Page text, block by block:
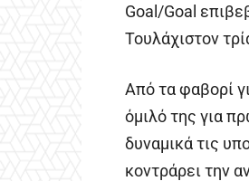
Goal/Goal
Τουλάχιστον
Από τα φαβορί
όμιλό της για
δυναμικά τις
κοντράρει την